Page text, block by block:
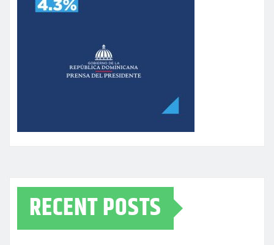
RECENT POSTS